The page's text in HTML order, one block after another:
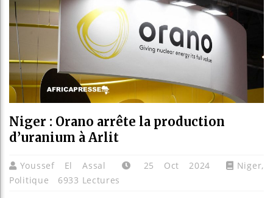
Bénin :
Niger : Orano arrête la production
d’uranium à Arlit
Youssef El Assal 25 Oct 2024 Niger,
Politique
6933 Lectures